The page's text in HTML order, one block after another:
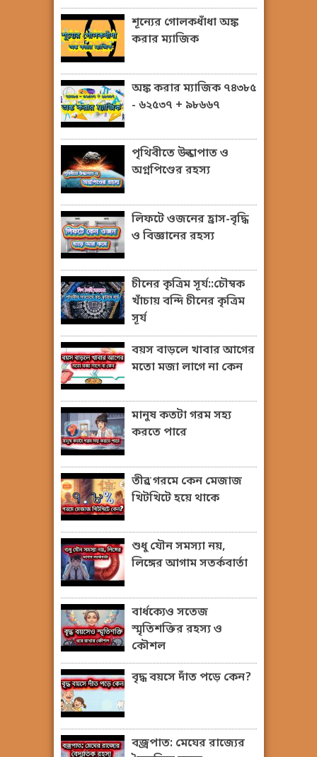
শূন্যের গোলকধাঁধা অঙ্ক
করার ম্যাজিক
অঙ্ক করার ম্যাজিক ৭৪৩৮৫
- ৬২৫৩৭ + ৯৮৬৬৭
পৃথিবীতে উল্কাপাত ও
অগ্নপিণ্ডের রহস্য
লিফটে ওজনের হ্রাস-বৃদ্ধি
ও বিজ্ঞানের রহস্য
চীনের কৃত্রিম সূর্য::চৌম্বক
খাঁচায় বন্দি চীনের কৃত্রিম
সূর্য
বয়স বাড়লে খাবার আগের
মতো মজা লাগে না কেন
মানুষ কতটা গরম সহ্য
করতে পারে
তীব্র গরমে কেন মেজাজ
খিটখিটে হয়ে থাকে
শুধু যৌন সমস্যা নয়,
লিঙ্গের আগাম সতর্কবার্তা
বার্ধক্যেও সতেজ
স্মৃতিশক্তির রহস্য ও
কৌশল
বৃদ্ধ বয়সে দাঁত পড়ে কেন?
বজ্রপাত: মেঘের রাজ্যের